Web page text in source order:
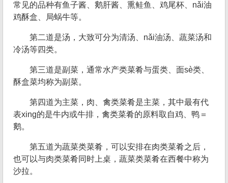
常见的品种有鱼子酱、鹅肝酱、熏鲑鱼、鸡尾杯、nǎi油
鸡酥盒、局蜗牛等。
第二道是汤，大致可分为清汤、nǎi油汤、蔬菜汤和
冷汤等四类。
第三道是副菜，通常水产类菜肴与蛋类、面sè类、
酥盒菜均称为副菜。
第四道为主菜，肉、禽类菜肴是主菜，其中最有代
表xing的是牛内或牛排，禽类菜肴的原料取自鸡、鸭＝
鹅。
第五道为蔬菜类菜肴，可以安排在肉类菜肴之后，
也可以与肉类菜肴同时上桌，蔬菜类菜肴在西餐中称为
沙拉。